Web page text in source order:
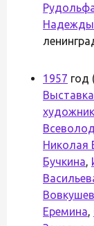
1957 год
Николая
Бучкина,
Еремина,